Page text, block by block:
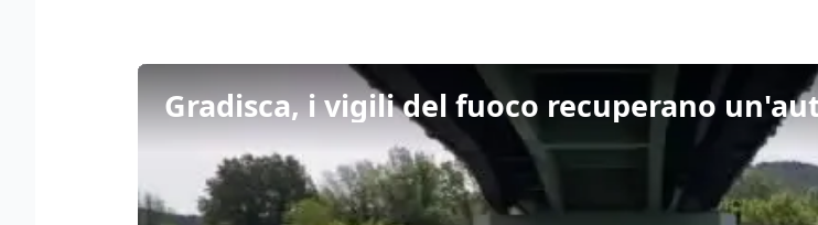
Gradisca, i vigili del fuoco recuperano